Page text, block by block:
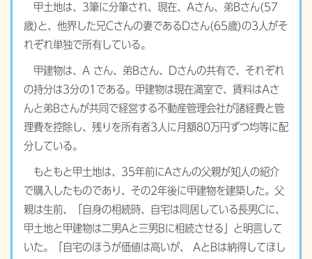
甲土地は、3筆に分筆され、現在、Aさん、弟Bさん(57
歳)と、他界した兄Cさんの妻であるDさん(65歳)の3人がそ
れぞれ単独で所有している。
甲建物は、A さん、弟Bさん、Dさんの共有で、それぞれ
の持分は3分の1である。甲建物は現在満室で、賃料はAさ
んと弟Bさんが共同で経営する不動産管理会社が諸経費と管
理費を控除し、残りを所有者3人に月額80万円ずつ均等に配
分している。
もともと甲土地は、35年前にAさんの父親が知人の紹介
で購入したものであり、その2年後に甲建物を建築した。父
親は生前、「自身の相続時、自宅は同居している長男Cに、
甲土地と甲建物は二男Aと三男Bに相続させる」と明言して
いた。「自宅のほうが価値は高いが、 AとBは納得してほし